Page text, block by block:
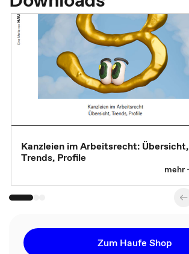
Kanzleien im Arbeitsrecht: Übersicht,
Trends, Profile
mehr
Zum Haufe Shop